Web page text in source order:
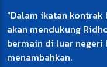
"Dalam ikatan kontrak
akan mendukung
bermain di luar negeri
menambahkan.